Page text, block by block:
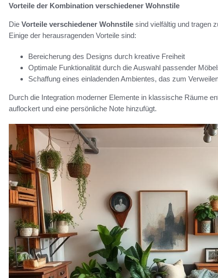
Vorteile der Kombination verschiedener Wohnstile
Die Vorteile verschiedener Wohnstile sind vielfältig und tragen
Einige der herausragenden Vorteile sind:
Bereicherung des Designs durch kreative Freiheit
Optimale Funktionalität durch die Auswahl passender
Schaffung eines einladenden Ambientes, das zum
Durch die Integration moderner Elemente in klassische Räume
auflockert und eine persönliche Note hinzufügt.